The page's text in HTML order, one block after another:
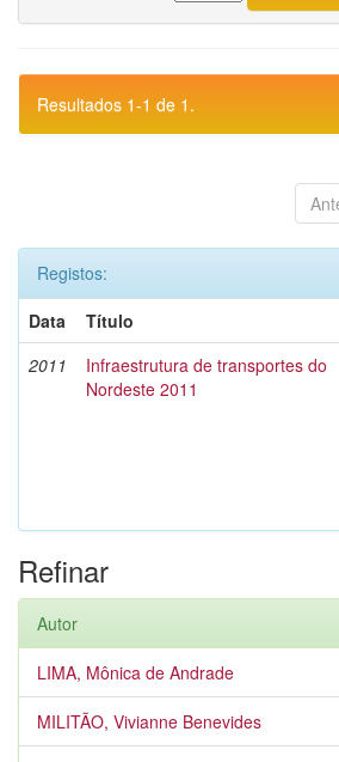
Resultados 1-1 de 1.
Registos:
Data
Título
2011
Infraestrutura de transportes do
Nordeste 2011
Refinar
Autor
LIMA, Mônica de Andrade
MILITÃO, Vivianne Benevides